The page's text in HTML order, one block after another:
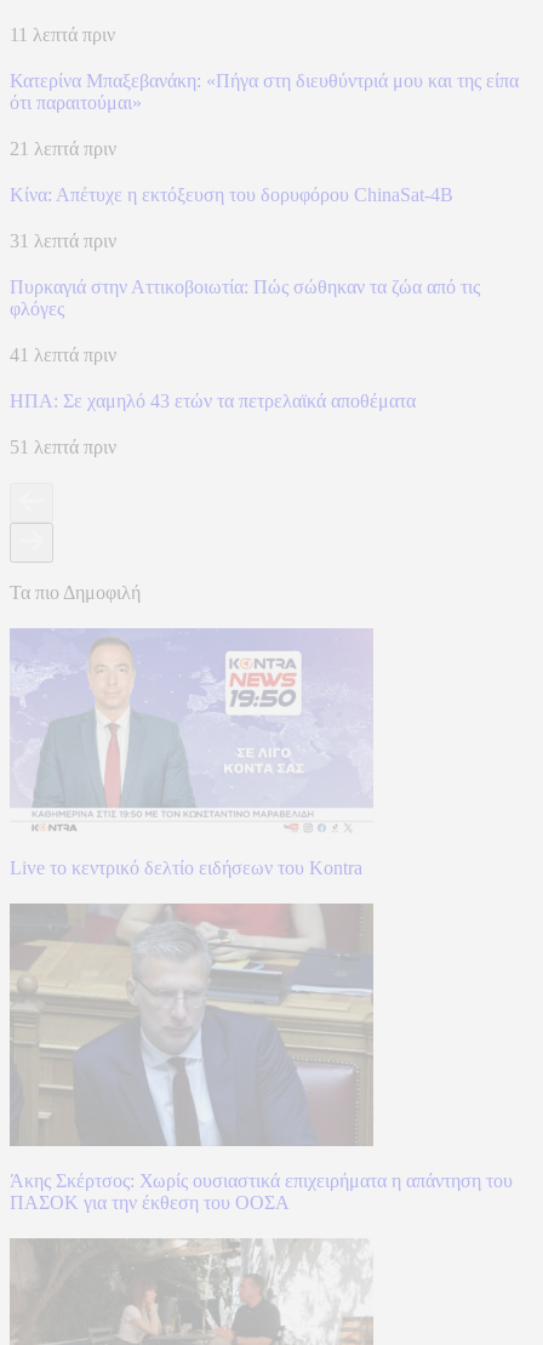
11 λεπτά πριν
Κατερίνα Μπαξεβανάκη: «Πήγα στη διευθύντριά μου και της είπα
ότι παραιτούμαι»
21 λεπτά πριν
Κίνα: Απέτυχε η εκτόξευση του δορυφόρου ChinaSat-4B
31 λεπτά πριν
Πυρκαγιά στην Αττικοβοιωτία: Πώς σώθηκαν τα ζώα από τις
φλόγες
41 λεπτά πριν
ΗΠΑ: Σε χαμηλό 43 ετών τα πετρελαϊκά αποθέματα
51 λεπτά πριν
Τα πιο Δημοφιλή
Live το κεντρικό δελτίο ειδήσεων του Kontra
Άκης Σκέρτσος: Χωρίς ουσιαστικά επιχειρήματα η απάντηση του
ΠΑΣΟΚ για την έκθεση του ΟΟΣΑ